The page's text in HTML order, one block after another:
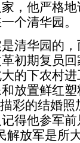
，他严格
个清华园。
清华园的
初期复员
的下农村
放置鲜红
彩的结婚
得他参军
解放军是所